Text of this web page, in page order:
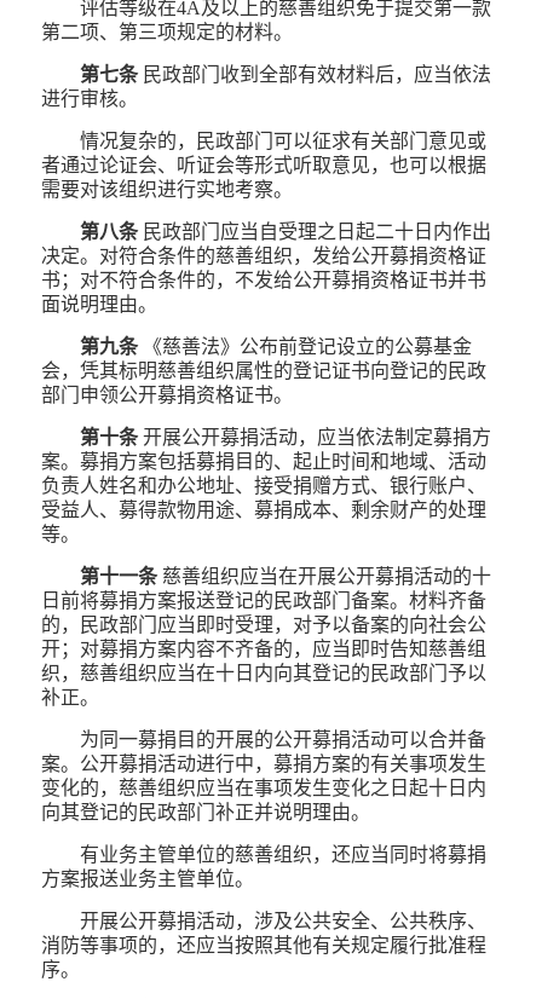
评估等级在4A及以上的慈善组织免于提交第一款
第二项、第三项规定的材料。
第七条民政部门收到全部有效材料后，应当依法
进行审核。
情况复杂的，民政部门可以征求有关部门意见或
者通过论证会、听证会等形式听取意见，也可以根据
需要对该组织进行实地考察。
第八条民政部门应当自受理之日起二十日内作出
决定。对符合条件的慈善组织，发给公开募捐资格证
书；对不符合条件的，不发给公开募捐资格证书并书
面说明理由。
第九条《慈善法》公布前登记设立的公募基金
会，凭其标明慈善组织属性的登记证书向登记的民政
部门申领公开募捐资格证书。
第十条开展公开募捐活动，应当依法制定募捐方
案。募捐方案包括募捐目的、起止时间和地域、活动
负责人姓名和办公地址、接受捐赠方式、银行账户、
受益人、募得款物用途、募捐成本、剩余财产的处理
等。
第十一条慈善组织应当在开展公开募捐活动的十
日前将募捐方案报送登记的民政部门备案。材料齐备
的，民政部门应当即时受理，对予以备案的向社会公
开；对募捐方案内容不齐备的，应当即时告知慈善组
织，慈善组织应当在十日内向其登记的民政部门予以
补正。
为同一募捐目的开展的公开募捐活动可以合并备
案。公开募捐活动进行中，募捐方案的有关事项发生
变化的，慈善组织应当在事项发生变化之日起十日内
向其登记的民政部门补正并说明理由。
有业务主管单位的慈善组织，还应当同时将募捐
方案报送业务主管单位。
开展公开募捐活动，涉及公共安全、公共秩序、
消防等事项的，还应当按照其他有关规定履行批准程
序。